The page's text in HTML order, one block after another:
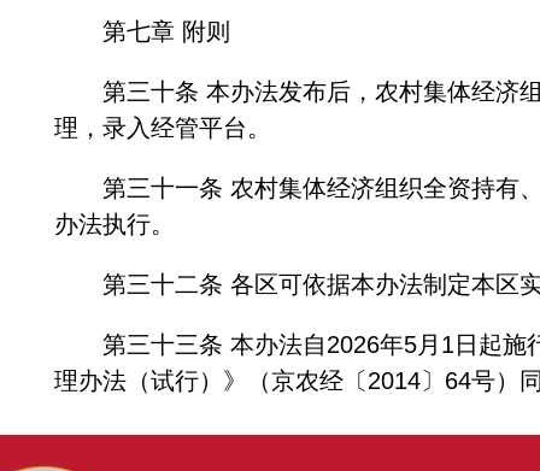
第七章 附则
第三十条 本办法发布后，农村集体经济组
理，录入经管平台。
第三十一条 农村集体经济组织全资持有、
办法执行。
第三十二条 各区可依据本办法制定本区
第三十三条 本办法自2026年5月1日起施
理办法（试行）》（京农经〔2014〕64号）